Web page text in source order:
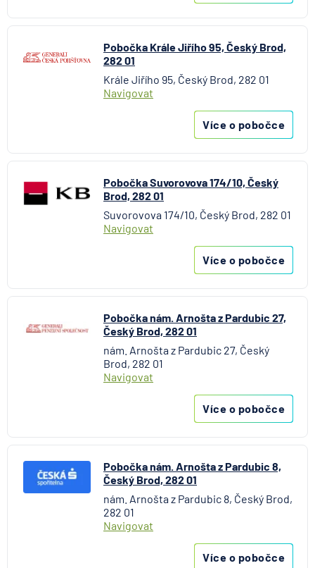
Pobočka Krále Jiřího 95, Český Brod,
282 01
Krále Jiřího 95, Český Brod, 282 01
Navigovat
Více o pobočce
Pobočka Suvorovova 174/10, Český
Brod, 282 01
Suvorovova 174/10, Český Brod, 282 01
Navigovat
Více o pobočce
Pobočka nám. Arnošta z Pardubic 27,
Český Brod, 282 01
nám. Arnošta z Pardubic 27, Český
Brod, 282 01
Navigovat
Více o pobočce
Pobočka nám. Arnošta z Pardubic 8,
Český Brod, 282 01
nám. Arnošta z Pardubic 8, Český Brod,
282 01
Navigovat
Více o pobočce